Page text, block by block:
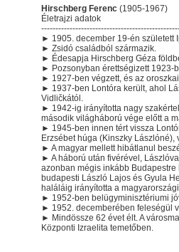
Hirschberg Ferenc (1905-1967)
Életrajzi adatok
► 1905. december 19-én született
► Zsidó családból származik.
► Édesapja Hirschberg Géza
► Pozsonyban érettségizett 1923-
► 1927-ben végzett, és az
► 1937-ben Lontóra került, ahol
Vidličkától.
► 1942-ig irányította nagy
második világháború vége előtt a
► 1945-ben innen tért vissza
Erzsébet húga (Kinszky
► A magyar mellett hibátlanul
► A háború után fivérével,
azonban mégis inkább
budapesti László Lajos és Gyula
haláláig irányította a
► 1952-ben belügyminisztériumi
► 1952. decemberében feleségül
► Mindössze 62 évet élt. A
Központi Izraelita temetőben.